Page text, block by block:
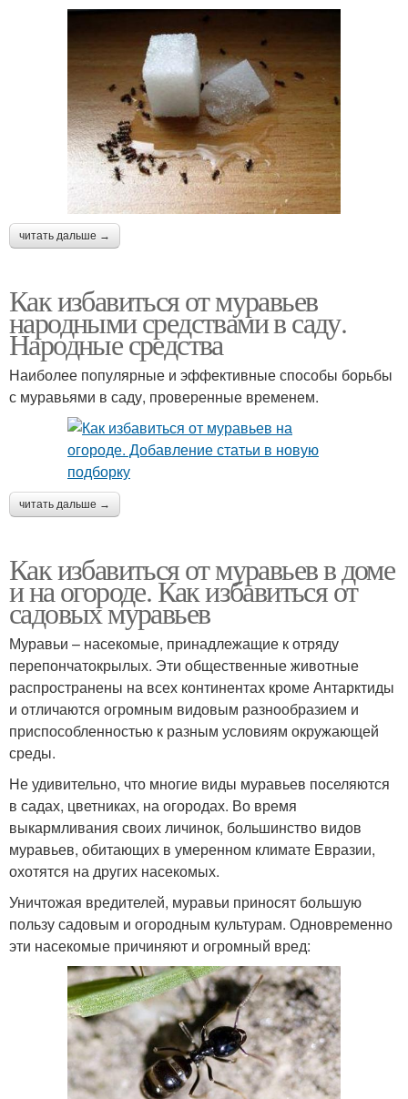
читать дальше →
Как избавиться от муравьев
народными средствами в саду.
Народные средства
Наиболее популярные и эффективные способы борьбы
с муравьями в саду, проверенные временем.
читать дальше →
Как избавиться от муравьев в доме
и на огороде. Как избавиться от
садовых муравьев
Муравьи – насекомые, принадлежащие к отряду
перепончатокрылых. Эти общественные животные
распространены на всех континентах кроме Антарктиды
и отличаются огромным видовым разнообразием и
приспособленностью к разным условиям окружающей
среды.
Не удивительно, что многие виды муравьев поселяются
в садах, цветниках, на огородах. Во время
выкармливания своих личинок, большинство видов
муравьев, обитающих в умеренном климате Евразии,
охотятся на других насекомых.
Уничтожая вредителей, муравьи приносят большую
пользу садовым и огородным культурам. Одновременно
эти насекомые причиняют и огромный вред: